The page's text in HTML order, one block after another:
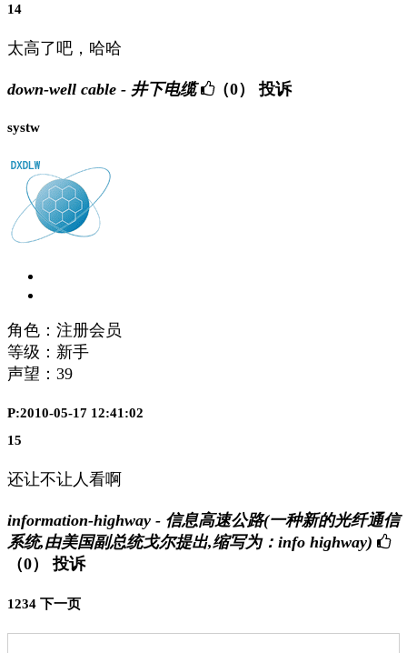
14
太高了吧，哈哈
down-well cable - 井下电缆 （0） 投诉
systw
角色：注册会员
等级：新手
声望： 39
P:2010-05-17 12:41:02
15
还让不让人看啊
information-highway - 信息高速公路(一种新的光纤通信
系统,由美国副总统戈尔提出,缩写为：info highway)
（0）
投诉
1234 下一页